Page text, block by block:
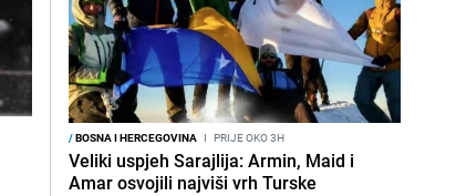
/BOSNA I HERCEGOVINA I PRIJE OKO 3H
Veliki uspjeh Sarajlija: Armin, Maid i
Amar osvojili najviši vrh Turske